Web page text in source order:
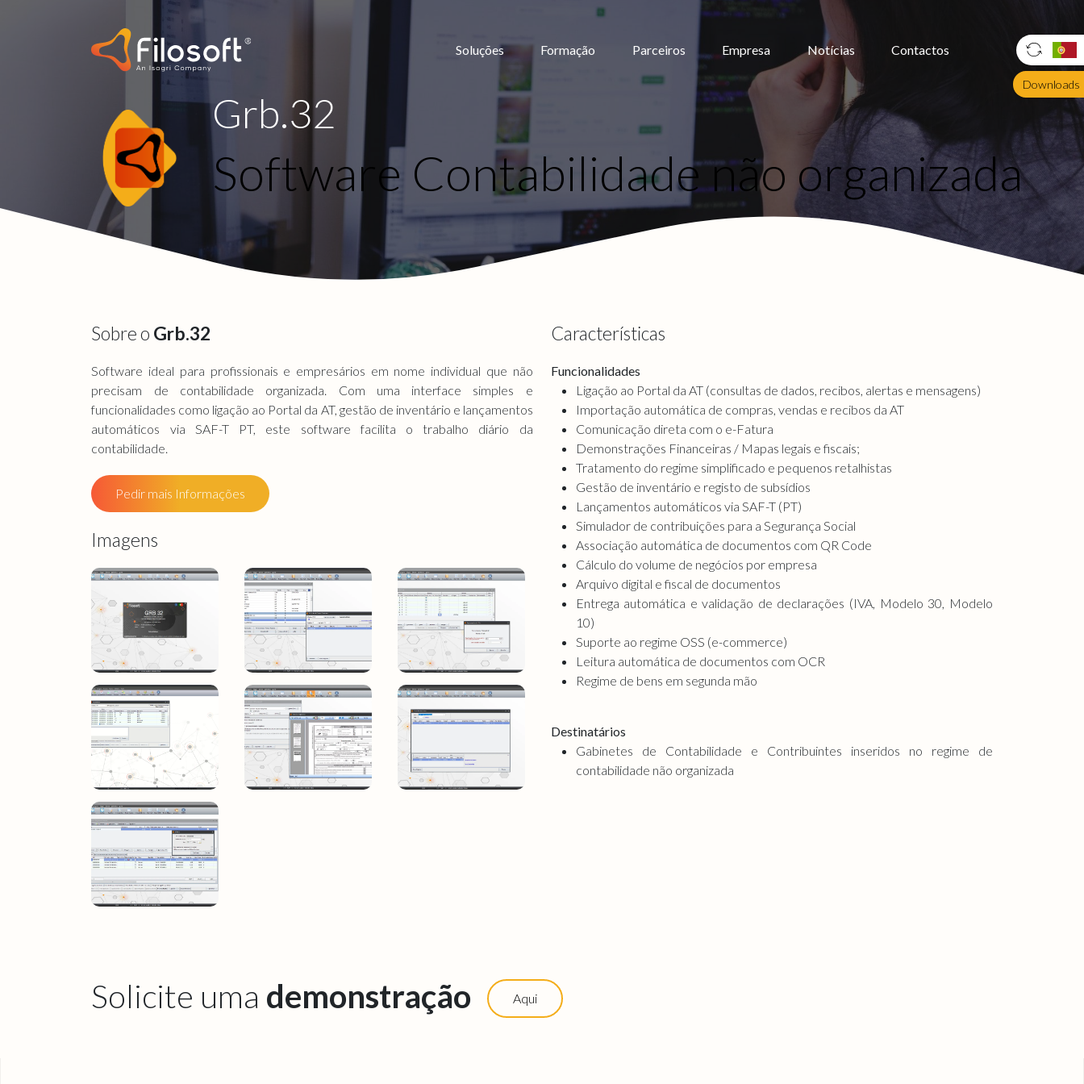
Soluções Formação Parceiros Empresa Notícias Contactos
Downloads
Grb.32
Software Contabilidade não organizada
Sobre o Grb.32
Software ideal para profissionais e empresários em nome individual que não
precisam de contabilidade organizada. Com uma interface simples e
funcionalidades como ligação ao Portal da AT, gestão de inventário e lançamentos
automáticos via SAF-T PT, este software facilita o trabalho diário da
contabilidade.
Pedir mais Informações
Imagens
Características
Funcionalidades
Ligação ao Portal da AT (consultas de dados, recibos, alertas e mensagens)
Importação automática de compras, vendas e recibos da AT
Comunicação direta com o e-Fatura
Demonstrações Financeiras / Mapas legais e fiscais;
Tratamento do regime simplificado e pequenos retalhistas
Gestão de inventário e registo de subsídios
Lançamentos automáticos via SAF-T (PT)
Simulador de contribuições para a Segurança Social
Associação automática de documentos com QR Code
Cálculo do volume de negócios por empresa
Arquivo digital e fiscal de documentos
Entrega automática e validação de declarações (IVA, Modelo 30, Modelo
10)
Suporte ao regime OSS (e-commerce)
Leitura automática de documentos com OCR
Regime de bens em segunda mão
Destinatários
Gabinetes de Contabilidade e Contribuintes inseridos no regime de
contabilidade não organizada
Solicite uma demonstração Aqui